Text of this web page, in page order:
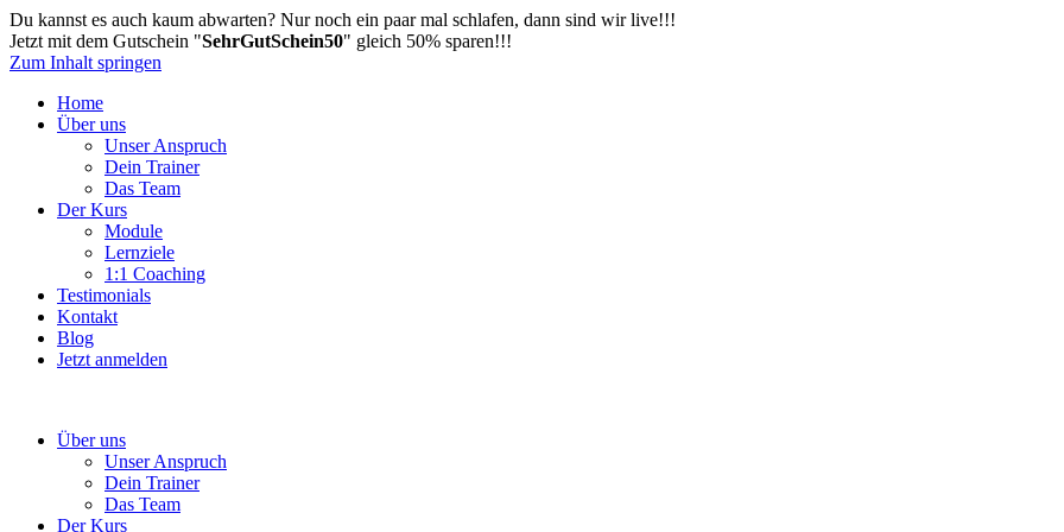
Du kannst es auch kaum abwarten? Nur noch ein paar mal schlafen, dann sind wir live!!!
Jetzt mit dem Gutschein "SehrGutSchein50" gleich 50% sparen!!!
Zum Inhalt springen
Home
Über uns
Unser Anspruch
Dein Trainer
Das Team
Der Kurs
Module
Lernziele
1:1 Coaching
Testimonials
Kontakt
Blog
Jetzt anmelden
Über uns
Unser Anspruch
Dein Trainer
Das Team
Der Kurs